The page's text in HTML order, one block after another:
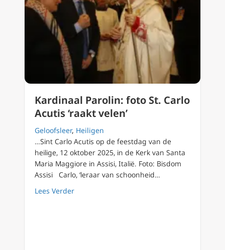
Kardinaal Parolin: foto St. Carlo
Acutis ‘raakt velen’
Geloofsleer, Heiligen
…Sint Carlo Acutis op de feestdag van de
heilige, 12 oktober 2025, in de Kerk van Santa
Maria Maggiore in Assisi, Italië. Foto: Bisdom
Assisi Carlo, ‘leraar van schoonheid…
Lees Verderabout Kardinaal Parolin: foto St. Carlo Acutis